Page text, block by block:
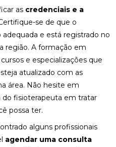
as credenciais e a
se de que o
e está registrado no
região. A formação em
e especializações que
atualizado com as
área. Não hesite em
do fisioterapeuta em tratar
possa ter.
alguns profissionais
agendar uma consulta
DO LABIRINTO
A SAÚDE